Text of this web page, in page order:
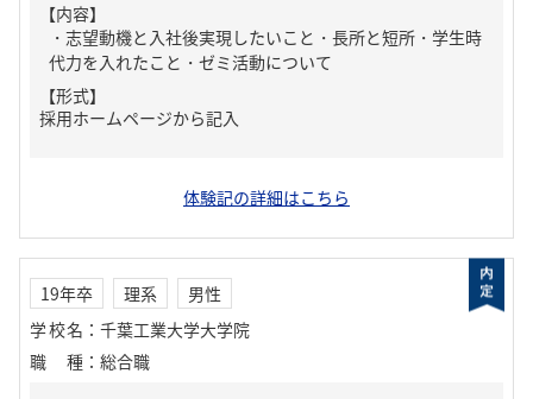
【内容】
・志望動機と入社後実現したいこと・長所と短所・学生時
代力を入れたこと・ゼミ活動について
【形式】
採用ホームページから記入
体験記の詳細はこちら
19年卒 理系
男性
学校名 ： 千葉工業大学大学院
職種 ： 総合職